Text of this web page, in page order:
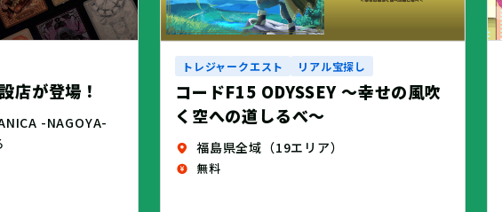
店が登場！
-NAGOYA-
トレジャークエスト リアル宝探し
コードF15 ODYSSEY ～幸せの風吹
く空への道しるべ～
福島県全域（19エリア）
無料